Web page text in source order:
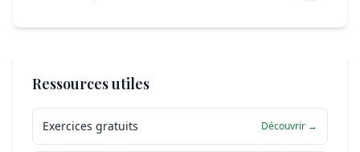
Ressources utiles
Exercices gratuits Découvrir →